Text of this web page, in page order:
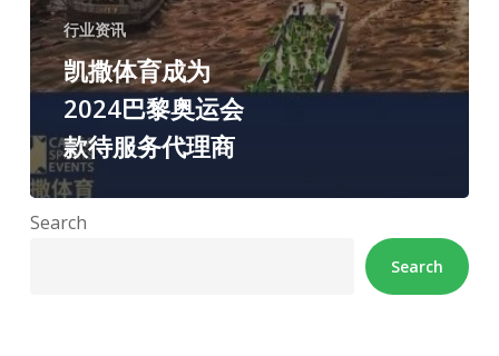
行业资讯
凯撒体育成为
2024巴黎奥运会
款待服务代理商
Search
Search